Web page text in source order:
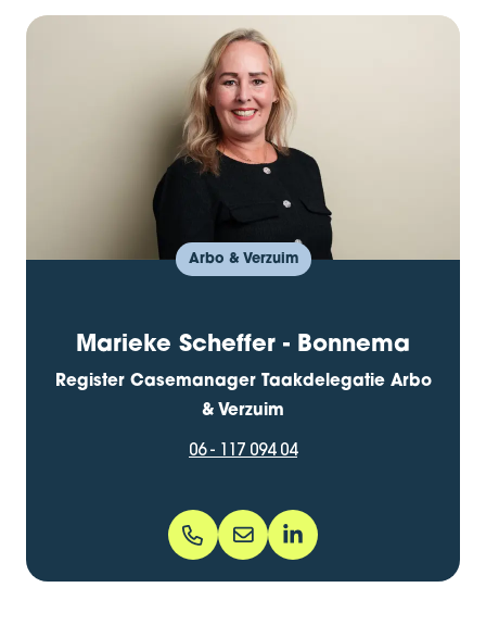
Arbo & Verzuim
Marieke Scheffer - Bonnema
Register Casemanager Taakdelegatie Arbo
& Verzuim
06 - 117 094 04
06 - 117 094 04marieke-scheffer-